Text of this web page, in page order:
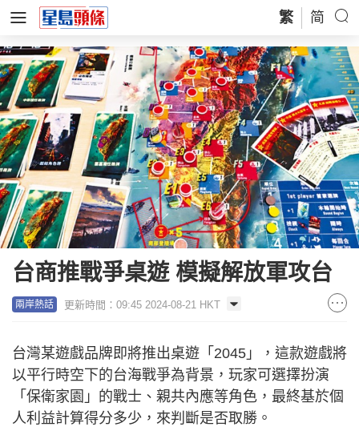
繁 简
台商推戰爭桌遊 模擬解放軍攻台
兩岸熱話 更新時間：09:45 2024-08-21 HKT
台灣某遊戲品牌即將推出桌遊「2045」，這款遊戲將
以平行時空下的台海戰爭為背景，玩家可選擇扮演
「保衛家園」的戰士、親共內應等角色，最終基於個
人利益計算得分多少，來判斷是否取勝。